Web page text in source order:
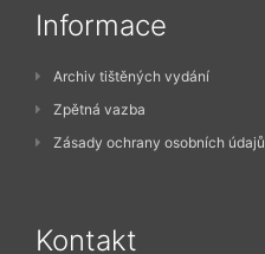
Informace
Archiv tištěných vydání
Zpětná vazba
Zásady ochrany osobních údajů
Kontakt